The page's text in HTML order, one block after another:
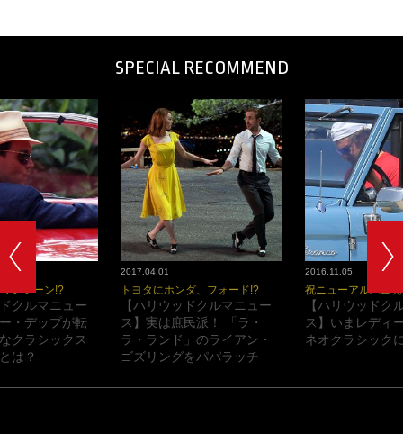
SPECIAL RECOMMEND
2017.04.01
トヨタにホンダ、フォード!?
【ハリウッドクルマニュー
ス】実は庶民派！ 「ラ・
ラ・ランド」のライアン・
ゴズリングをパパラッチ
2016.11.05
祝ニューアルバム
【ハリウッドク
ス】いまレディ
ネオクラシック
ンシーン!?
クルマニュー
・デップが転
クラシックス
は？